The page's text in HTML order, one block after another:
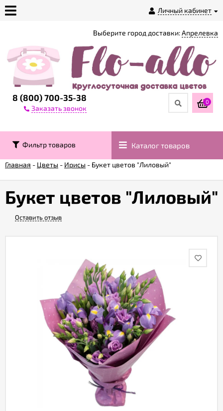
Личный кабинет
магазине
Доставка
Контакты
Гарантии
8 (800) 700-35-38
Заказать звонок
Выберите город доставки:Апрелевка
0
Фильтр товаров Каталог товаров
Главная - Цветы - Ирисы - Букет цветов "Лиловый"
Букет цветов "Лиловый"
Оставить отзыв